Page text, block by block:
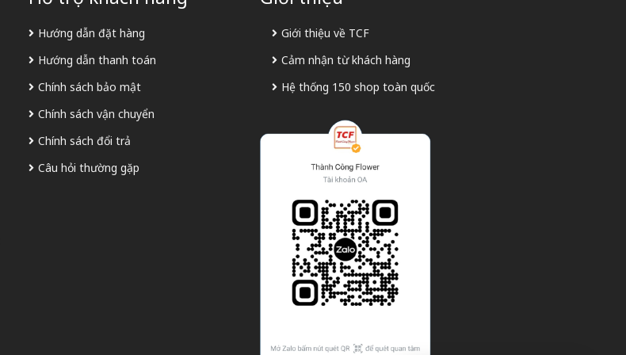
Hướng dẫn đặt hàng
Hướng dẫn thanh toán
Chính sách bảo mật
Chính sách vận chuyển
Chính sách đổi trả
Câu hỏi thường gặp
Giới thiệu về TCF
Cảm nhận từ khách hàng
Hệ thống 150 shop toàn quốc